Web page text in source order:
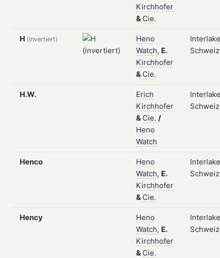
Kirchhofer
& Cie.
H (invertiert)
Heno
Watch, E.
Kirchhofer
& Cie.
Schweiz
H.W.
Erich
Kirchhofer
& Cie. /
Heno
Watch
Schweiz
Henco
Heno
Watch, E.
Kirchhofer
& Cie.
Schweiz
Hency
Heno
Watch, E.
Kirchhofer
& Cie.
Schweiz